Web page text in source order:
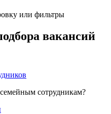
или фильтры
вакансий
сотрудникам?